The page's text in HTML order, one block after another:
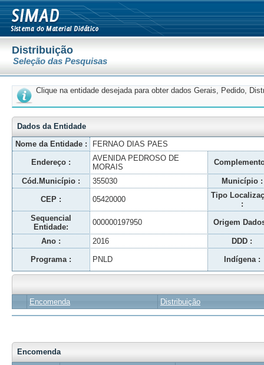
Distribuição
Seleção das Pesquisas
Clique na entidade desejada para obter dados Gerais, Pedido,
Dados da Entidade
Nome da Entidade :
FERNAO DIAS PAES
Endereço :
AVENIDA PEDROSO DE
MORAIS
Cód.Município : 355030 Município :
CEP : 05420000
Tipo
:
Sequencial
Entidade:
000000197950 Origem
Ano : 2016 DDD :
Programa : PNLD Indígena :
Encomenda Distribuição
Encomenda